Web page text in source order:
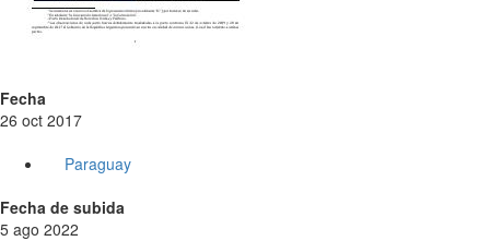
Fecha
26 oct 2017
Paraguay
Fecha de subida
5 ago 2022